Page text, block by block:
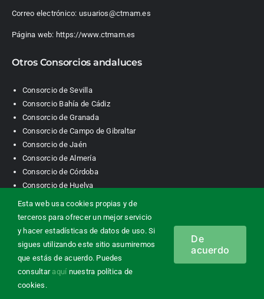
Correo electrónico: usuarios@ctmam.es
Página web: https://www.ctmam.es
Otros Consorcios andaluces
Consorcio de Sevilla
Consorcio Bahía de Cádiz
Consorcio de Granada
Consorcio de Campo de Gibraltar
Consorcio de Jaén
Consorcio de Almería
Consorcio de Córdoba
Consorcio de Huelva
Consorcio de Transporte Metropolitano. Área de Málaga |
Contacto| Información legal Política de privacidad|
Esta web usa cookies propias y de
terceros para ofrecer un mejor servicio
y hacer estadísticas de datos de uso. Si
sigues utilizando este sitio asumiremos
que estás de acuerdo. Puedes
consultar aquí nuestra política de
cookies.
De
acuerdo